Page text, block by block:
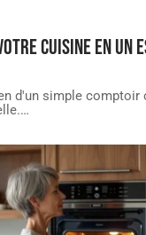
cuisine en un
d'un simple comptoir
…